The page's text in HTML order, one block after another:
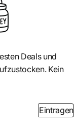
Deals und
Kein
Eintragen